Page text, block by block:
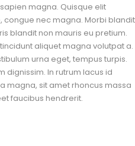
magna. Quisque elit
congue nec magna. Morbi blandit
blandit non mauris eu pretium.
aliquet magna volutpat a.
urna eget, tempus turpis.
dignissim. In rutrum lacus id
magna, sit amet rhoncus massa
faucibus hendrerit.